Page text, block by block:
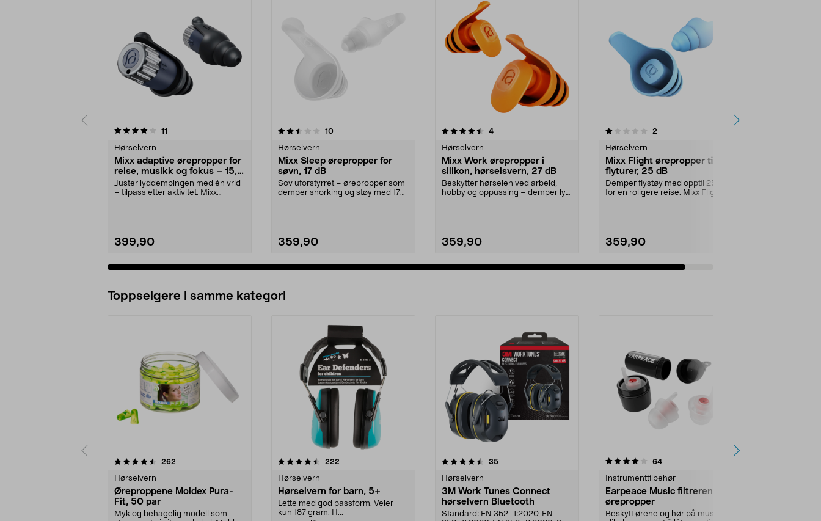
11
Hørselvern
Mixx adaptive ørepropper for
reise, musikk og fokus – 15,
23, 27 dB
Juster lyddempingen med én vrid
– tilpass etter aktivitet. Mixx
399,90
2.5av 5 stjerner 10anmeldelser
Hørselvern
Mixx Sleep ørepropper for
søvn, 17 dB
Sov uforstyrret – ørepropper som
demper snorking og støy med 17
359,90
4.5av 5 stjerner 4anmeldelser
Hørselvern
Mixx Work ørepropper i
silikon, hørselsvern, 27 dB
Beskytter hørselen ved arbeid,
hobby og oppussing – demper lyd
359,90
1.0av 5 stjerner 2
Hørselvern
Mixx Flight ørepropper til
flyturer, 25 dB
Demper flystøy med opptil 25 dB –
for en roligere reise. Mixx Flight
359,90
Toppselgere i samme kategori
262
Hørselvern
Øreproppene Moldex Pura-
Fit, 50 par
Myk og behagelig modell som
4.5 av 5 stjerner 222
Hørselvern
Hørselvern for barn, 5+
Lette med god passform. Veier
kun 187 gram. H...
4.5 av 5 stjerner 35anmeldelser
Hørselvern
3M Work Tunes Connect
hørselvern Bluetooth
Standard: EN 352–1:2020, EN
4.0 av 5 stjerner 64anmeldelser
Instrumenttilbehør
Earpeace Music filtrerende
ørepropper
Beskytt ørene og hør på musikken
4.5 av 5 stjerner